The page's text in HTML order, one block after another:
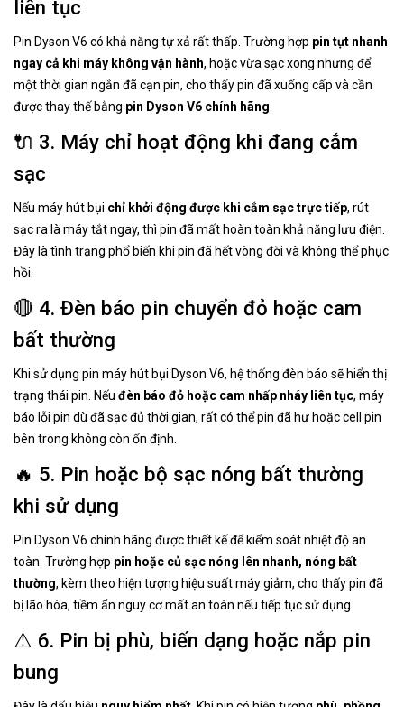
liên tục
Pin Dyson V6 có khả năng tự xả rất thấp. Trường hợp pin tụt nhanh
ngay cả khi máy không vận hành, hoặc vừa sạc xong nhưng để
một thời gian ngắn đã cạn pin, cho thấy pin đã xuống cấp và cần
được thay thế bằng pin Dyson V6 chính hãng
🔌 3. Máy chỉ hoạt động khi đang cắm
sạc
Nếu máy hút bụi chỉ khởi động được khi cắm sạc trực tiếp, rút
sạc ra là máy tắt ngay, thì pin đã mất hoàn toàn khả năng lưu điện.
Đây là tình trạng phổ biến khi pin đã hết vòng đời và không thể phục
hồi.
🔴 4. Đèn báo pin chuyển đỏ hoặc cam
bất thường
Khi sử dụng pin máy hút bụi Dyson V6, hệ thống đèn báo sẽ hiển thị
trạng thái pin. Nếu đèn báo đỏ hoặc cam nhấp nháy liên tục, máy
báo lỗi pin dù đã sạc đủ thời gian, rất có thể pin đã hư hoặc cell pin
bên trong không còn ổn định.
🔥 5. Pin hoặc bộ sạc nóng bất thường
khi sử dụng
Pin Dyson V6 chính hãng được thiết kế để kiểm soát nhiệt độ an
toàn. Trường hợp pin hoặc củ sạc nóng lên nhanh, nóng bất
thường, kèm theo hiện tượng hiệu suất máy giảm, cho thấy pin đã
bị lão hóa, tiềm ẩn nguy cơ mất an toàn nếu tiếp tục sử dụng.
⚠️ 6. Pin bị phù, biến dạng hoặc nắp pin
bung